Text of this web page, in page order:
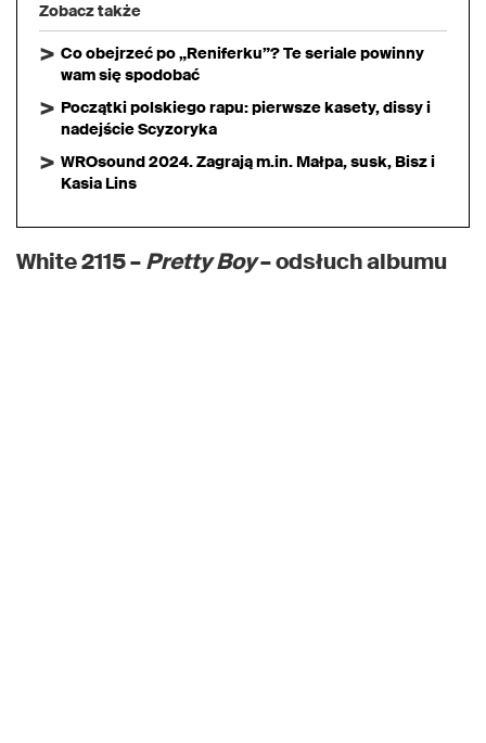
Zobacz także
Co obejrzeć po „Reniferku”? Te seriale powinny
wam się spodobać
Początki polskiego rapu: pierwsze kasety, dissy i
nadejście Scyzoryka
WROsound 2024. Zagrają m.in. Małpa, susk, Bisz i
Kasia Lins
White 2115 –Pretty Boy– odsłuch albumu